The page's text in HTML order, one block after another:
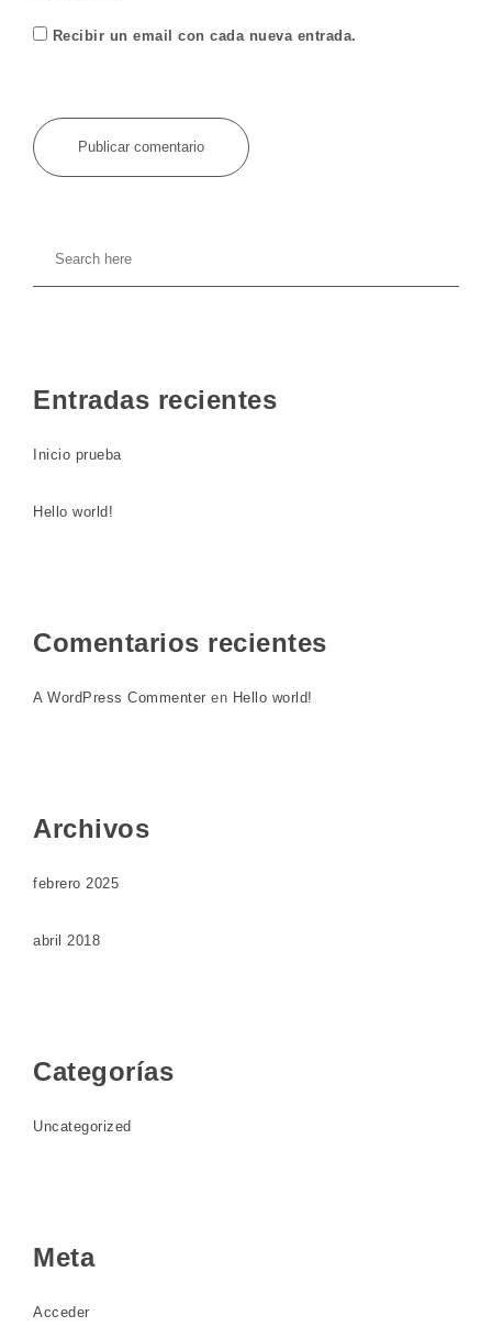
Recibir un email con cada nueva entrada.
Entradas recientes
Inicio prueba
Hello world!
Comentarios recientes
A WordPress Commenter en Hello world!
Archivos
febrero 2025
abril 2018
Categorías
Uncategorized
Meta
Acceder